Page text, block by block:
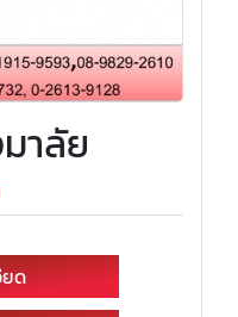
าลัย
ยด